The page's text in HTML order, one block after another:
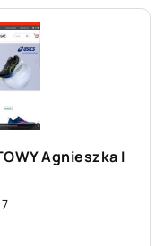
Agnieszka I